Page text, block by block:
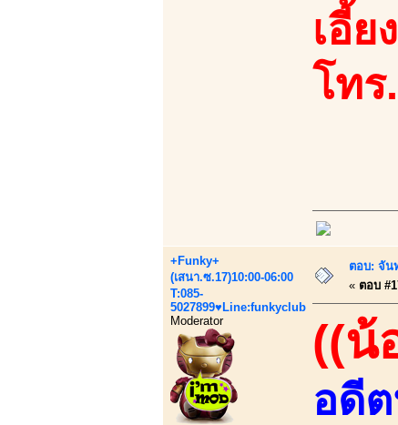
เอี้
โท
+Funky+
(เสนา.ซ.17)10:00-06:00
T:085-
5027899♥Line:funkyclub
Moderator
ตอบ: จัน
« ตอบ
((น้
อดี